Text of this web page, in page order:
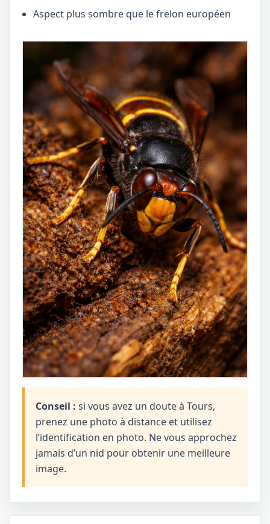
Aspect plus sombre que le frelon européen
Conseil : si vous avez un doute à Tours,
prenez une photo à distance et utilisez
l’identification en photo. Ne vous approchez
jamais d’un nid pour obtenir une meilleure
image.